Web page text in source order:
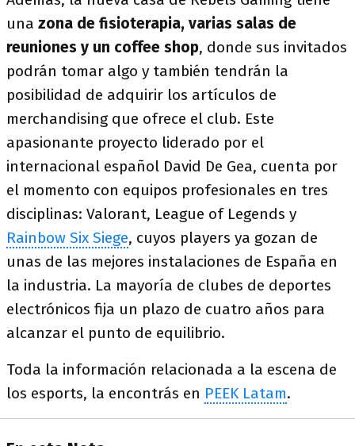
una zona de fisioterapia, varias salas de
reuniones y un coffee shop, donde sus invitados
podrán tomar algo y también tendrán la
posibilidad de adquirir los artículos de
merchandising que ofrece el club. Este
apasionante proyecto liderado por el
internacional español David De Gea, cuenta por
el momento con equipos profesionales en tres
disciplinas: Valorant, League of Legends y
Rainbow Six Siege, cuyos players ya gozan de
unas de las mejores instalaciones de España en
la industria. La mayoría de clubes de deportes
electrónicos fija un plazo de cuatro años para
alcanzar el punto de equilibrio.
Toda la información relacionada a la escena de
los esports, la encontrás en PEEK Latam.